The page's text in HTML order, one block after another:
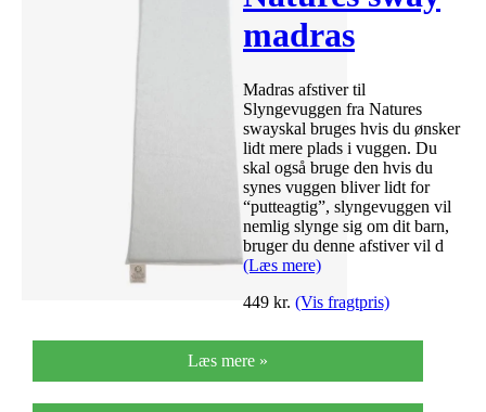
madras
afstiver til
Slyngevuggen®
– Natures
sway Original
Madras afstiver til
Slyngevuggen fra Natures
swayskal bruges hvis du ønsker
lidt mere plads i vuggen. Du
skal også bruge den hvis du
synes vuggen bliver lidt for
“putteagtig”, slyngevuggen vil
nemlig slynge sig om dit barn,
bruger du denne afstiver vil d
(Læs mere)
449 kr. (Vis fragtpris)
Læs mere »